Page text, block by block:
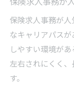
働き方
保険求人事務が
なキャリアパス
しやすい環境が
左右されにくく
す。